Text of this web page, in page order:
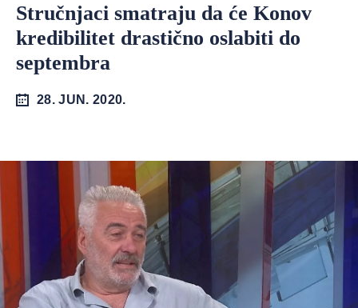
Stručnjaci smatraju da će Konov
kredibilitet drastično oslabiti do
septembra
28. JUN. 2020.